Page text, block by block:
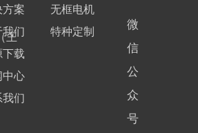
王
方案
我们
下载
中心
我们
无框电机
特种定制
微
信
公
众
号